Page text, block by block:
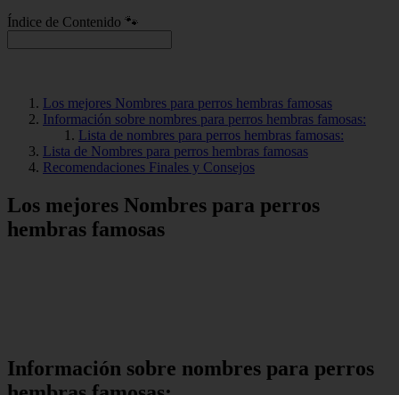
Índice de Contenido 🐾
Los mejores Nombres para perros hembras famosas
Información sobre nombres para perros hembras famosas:
Lista de nombres para perros hembras famosas:
Lista de Nombres para perros hembras famosas
Recomendaciones Finales y Consejos
Los mejores Nombres para perros
hembras famosas
Información sobre nombres para perros